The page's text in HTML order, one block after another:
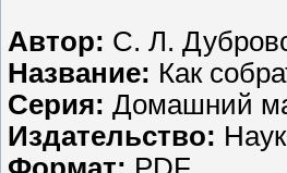
Автор: С. Л.
Название: Как
Серия: Домашний
Издательство: